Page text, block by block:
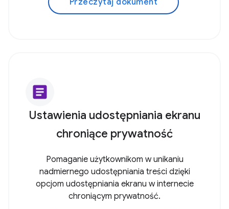
Przeczytaj dokument
article
Ustawienia udostępniania ekranu
chroniące prywatność
Pomaganie użytkownikom w unikaniu
nadmiernego udostępniania treści dzięki
opcjom udostępniania ekranu w internecie
chroniącym prywatność.